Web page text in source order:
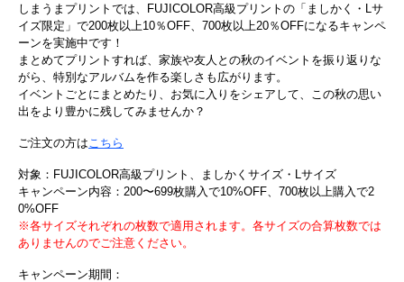
しまうまプリントでは、FUJICOLOR高級プリントの「ましかく・Lサ
イズ限定」で200枚以上10％OFF、700枚以上20％OFFになるキャンペ
ーンを実施中です！
まとめてプリントすれば、家族や友人との秋のイベントを振り返りな
がら、特別なアルバムを作る楽しさも広がります。
イベントごとにまとめたり、お気に入りをシェアして、この秋の思い
出をより豊かに残してみませんか？
ご注文の方はこちら
対象：FUJICOLOR高級プリント、ましかくサイズ・Lサイズ
キャンペーン内容：200〜699枚購入で10%OFF、700枚以上購入で2
0%OFF
※各サイズそれぞれの枚数で適用されます。各サイズの合算枚数では
ありませんのでご注意ください。
キャンペーン期間：